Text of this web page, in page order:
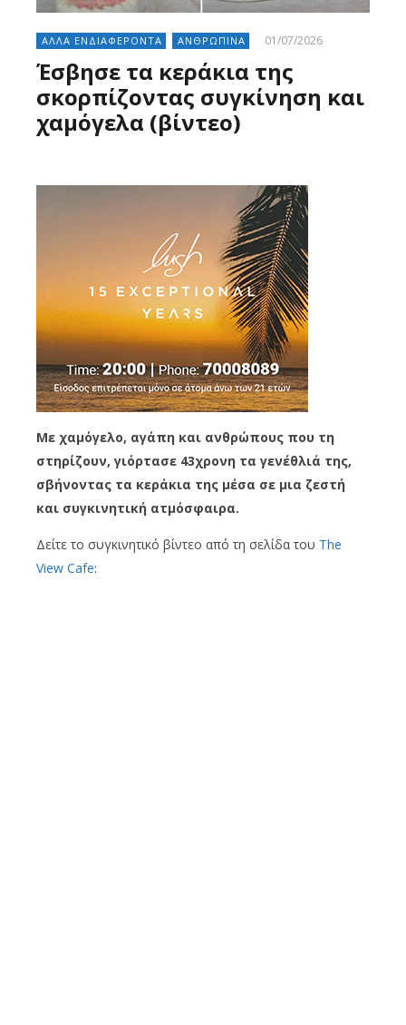
ΑΛΛΑ ΕΝΔΙΑΦΕΡΟΝΤΑ ΑΝΘΡΩΠΙΝΑ 01/07/2026
Έσβησε τα κεράκια της
σκορπίζοντας συγκίνηση και
χαμόγελα (βίντεο)
Με χαμόγελο, αγάπη και ανθρώπους που τη
στηρίζουν, γιόρτασε 43χρονη τα γενέθλιά της,
σβήνοντας τα κεράκια της μέσα σε μια ζεστή
και συγκινητική ατμόσφαιρα.
Δείτε το συγκινητικό βίντεο από τη σελίδα του The
View Cafe: